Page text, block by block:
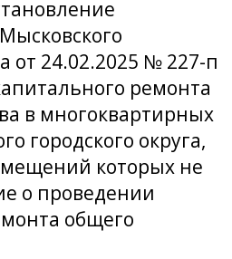
от 24.02.2025 № 227-п
ремонта
в многоквартирных
городского округа,
которых не
о проведении
общего